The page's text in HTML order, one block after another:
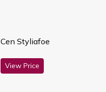
Cen Styliafoe
View Price